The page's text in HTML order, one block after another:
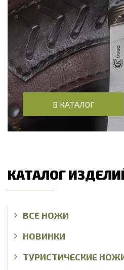
В КАТАЛОГ
КАТАЛОГ
ВСЕ НОЖИ
НОВИНКИ
ТУРИСТИЧЕСКИЕ